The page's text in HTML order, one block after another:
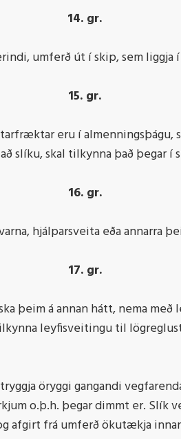
14. gr.
umferð út í skip, sem liggja
15. gr.
eru í
slíku, skal tilkynna það þegar í
16. gr.
hjálparsveita eða annarra
17. gr.
þeim á annan hátt, nema
leyfisveitingu til
öryggi gangandi
o.þ.h. þegar dimmt er. Slík
afgirt frá umferð ökutækja